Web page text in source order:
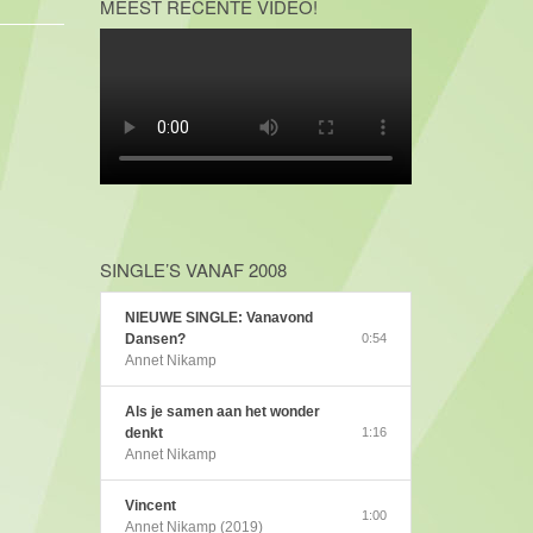
MEEST RECENTE VIDEO!
SINGLE’S VANAF 2008
NIEUWE SINGLE: Vanavond
Dansen?
Annet Nikamp
0:54
Als je samen aan het wonder
denkt
Annet Nikamp
1:16
Vincent
Annet Nikamp (2019)
1:00